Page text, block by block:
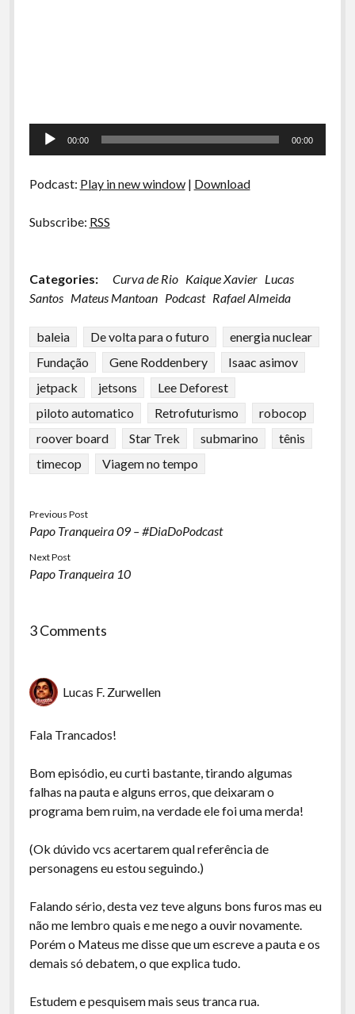
Tocador
00:00 00:00
Podcast: Play in new window| Download
Subscribe: RSS
Categories: Curva de Rio Kaique Xavier Lucas
Santos Mateus Mantoan Podcast Rafael Almeida
baleia De volta para o futuro
energia nuclear
Fundação
Gene Roddenbery
Isaac asimov
jetpack
jetsons
Lee Deforest
piloto automatico
Retrofuturismo
robocop
roover board
Star Trek submarino
tênis
timecop
Viagem no tempo
Previous Post
Papo Tranqueira 09 – #DiaDoPodcast
Next Post
Papo Tranqueira 10
3 Comments
Lucas F. Zurwellen
Fala Trancados!
Bom episódio, eu curti bastante, tirando algumas
falhas na pauta e alguns erros, que deixaram o
programa bem ruim, na verdade ele foi uma merda!
(Ok dúvido vcs acertarem qual referência de
personagens eu estou seguindo.)
Falando sério, desta vez teve alguns bons furos mas eu
não me lembro quais e me nego a ouvir novamente.
Porém o Mateus me disse que um escreve a pauta e os
demais só debatem, o que explica tudo.
Estudem e pesquisem mais seus tranca rua.